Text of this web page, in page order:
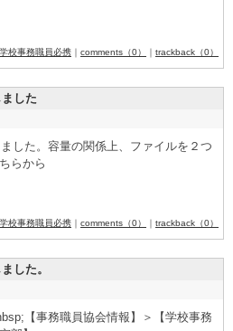
学校事務職員必携 ｜ comments（0） ｜ trackback（0）
した
した。容量の関係上、ファイルを２つ
らから
学校事務職員必携 ｜ comments（0） ｜ trackback（0）
した。
­b­s­p­;【事務職員協会情報】＞【学校事務